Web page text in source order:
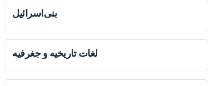
‌بنی‌اسرائیل
لغات تاریخیه و جغرفیه